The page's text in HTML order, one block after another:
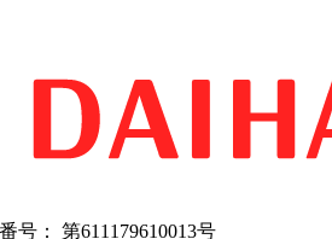
号： 第611179610013号